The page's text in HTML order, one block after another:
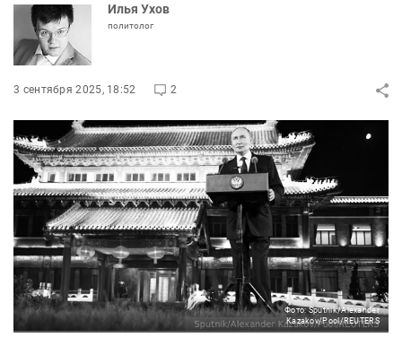
Илья Ухов
политолог
3 сентября 2025, 18:52 2
Фото: Sputnik/Alexander
Kazakov/Pool/REUTERS